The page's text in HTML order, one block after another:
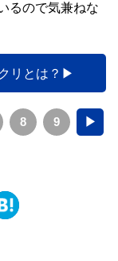
るので気兼ねな
リとは？
8 9 ▶